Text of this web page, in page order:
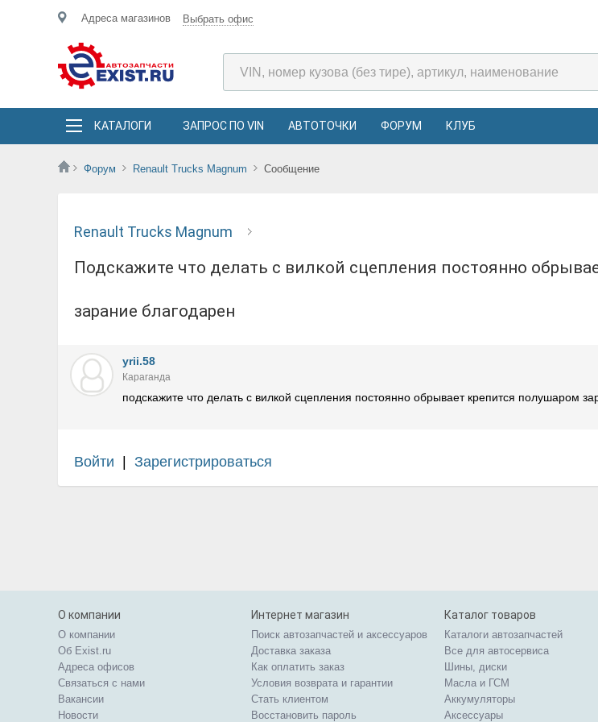
Адреса магазинов Выбрать офис
КАТАЛОГИ ЗАПРОС ПО VIN АВТОТОЧКИ ФОРУМ КЛУБ
Форум Renault Trucks Magnum Сообщение
Renault Trucks Magnum
подскажите что делать с вилкой сцепления постоянно обрывает крепится полушаром
зарание благодарен
yrii.58
Караганда
подскажите что делать с вилкой сцепления постоянно обрывает крепится полушаром
Войти Зарегистрироваться
О компании
О компании
Об Exist.ru
Адреса офисов
Связаться с нами
Вакансии
Новости
Интернет магазин
Поиск автозапчастей и аксессуаров
Доставка заказа
Как оплатить заказ
Условия возврата и гарантии
Стать клиентом
Восстановить пароль
Каталог товаров
Каталоги автозапчастей
Все для автосервиса
Шины, диски
Масла и ГСМ
Аккумуляторы
Аксессуары